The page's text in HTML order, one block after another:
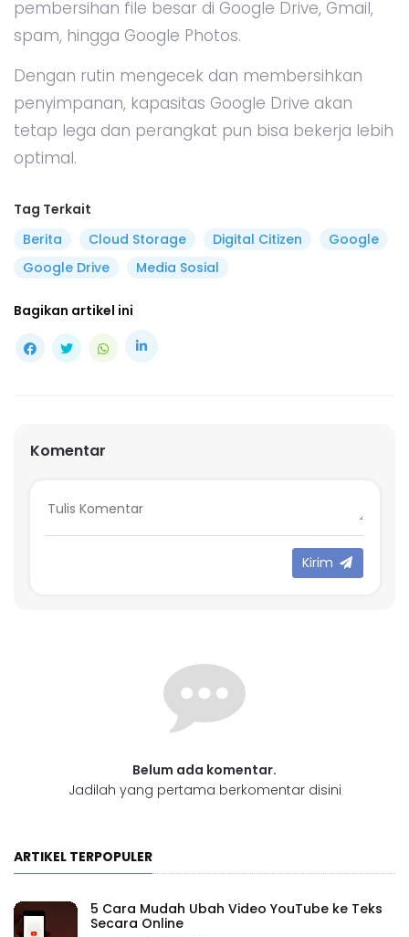
pembersihan file besar di Google Drive, Gmail,
spam, hingga Google Photos.
Dengan rutin mengecek dan membersihkan
penyimpanan, kapasitas Google Drive akan
tetap lega dan perangkat pun bisa bekerja lebih
optimal.
Tag Terkait
Berita
Cloud Storage Digital Citizen
Google
Google Drive
Media Sosial
Bagikan artikel ini
Komentar
Kirim
Belum ada komentar.
Jadilah yang pertama berkomentar disini
ARTIKEL TERPOPULER
5 Cara Mudah Ubah Video YouTube ke Teks
Secara Online